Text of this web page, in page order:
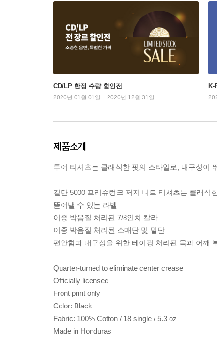
CD/LP 한정 수량 할인전
2026년 01월 01일 ~ 2026년 12월 31일
K-
제품소개
투어 티셔츠는 클래식한 핏의 스타일로, 내구성이
길단 5000 프리슈렁크 저지 니트 티셔츠는 클래식
뜯어낼 수 있는 라벨
이중 박음질 처리된 7/8인치 칼라
이중 박음질 처리된 소매단 및 밑단
편안함과 내구성을 위한 테이핑 처리된 목과 어깨
Quarter-turned to eliminate center crease
Officially licensed
Front print only
Color: Black
Fabric: 100% Cotton / 18 single / 5.3 oz
Made in Honduras